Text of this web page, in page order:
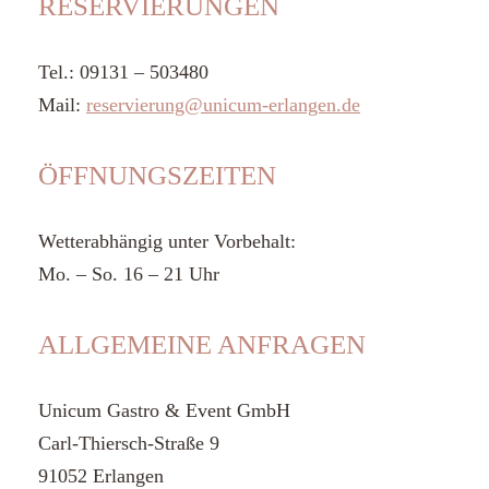
RESERVIERUNGEN
Tel.: 09131 – 503480
Mail: reservierung@unicum-erlangen.de
ÖFFNUNGSZEITEN
Wetterabhängig unter Vorbehalt:
Mo. – So. 16 – 21 Uhr
ALLGEMEINE ANFRAGEN
Unicum Gastro & Event GmbH
Carl-Thiersch-Straße 9
91052 Erlangen